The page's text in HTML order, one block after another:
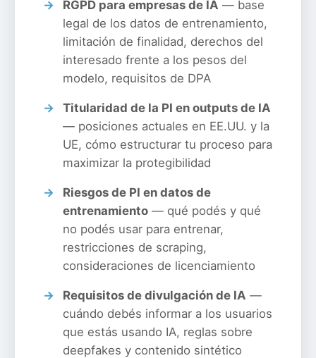
RGPD para empresas de IA — base
legal de los datos de entrenamiento,
limitación de finalidad, derechos del
interesado frente a los pesos del
modelo, requisitos de DPA
Titularidad de la PI en outputs de IA
— posiciones actuales en EE.UU. y la
UE, cómo estructurar tu proceso para
maximizar la protegibilidad
Riesgos de PI en datos de
entrenamiento — qué podés y qué
no podés usar para entrenar,
restricciones de scraping,
consideraciones de licenciamiento
Requisitos de divulgación de IA —
cuándo debés informar a los usuarios
que estás usando IA, reglas sobre
deepfakes y contenido sintético